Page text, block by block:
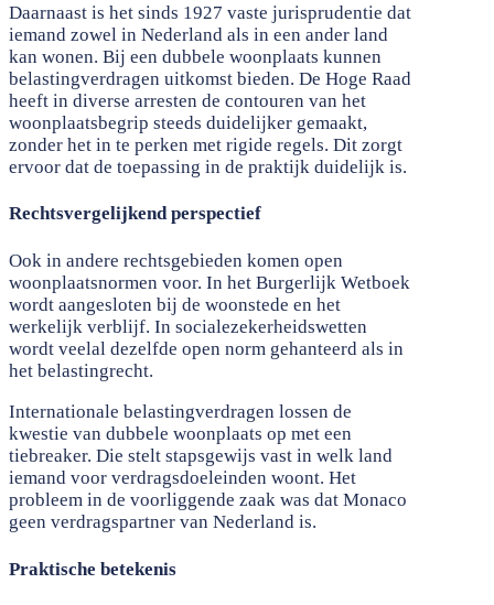
Daarnaast is het sinds 1927 vaste jurisprudentie dat
iemand zowel in Nederland als in een ander land
kan wonen. Bij een dubbele woonplaats kunnen
belastingverdragen uitkomst bieden. De Hoge Raad
heeft in diverse arresten de contouren van het
woonplaatsbegrip steeds duidelijker gemaakt,
zonder het in te perken met rigide regels. Dit zorgt
ervoor dat de toepassing in de praktijk duidelijk is.
Rechtsvergelijkend perspectief
Ook in andere rechtsgebieden komen open
woonplaatsnormen voor. In het Burgerlijk Wetboek
wordt aangesloten bij de woonstede en het
werkelijk verblijf. In socialezekerheidswetten
wordt veelal dezelfde open norm gehanteerd als in
het belastingrecht.
Internationale belastingverdragen lossen de
kwestie van dubbele woonplaats op met een
tiebreaker. Die stelt stapsgewijs vast in welk land
iemand voor verdragsdoeleinden woont. Het
probleem in de voorliggende zaak was dat Monaco
geen verdragspartner van Nederland is.
Praktische betekenis